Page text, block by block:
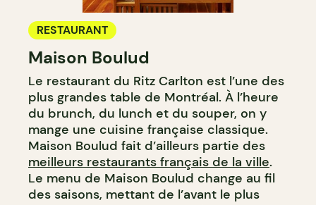
RESTAURANT
Maison Boulud
Le restaurant du Ritz Carlton est l’une des
plus grandes table de Montréal. À l’heure
du brunch, du lunch et du souper, on y
mange une cuisine française classique.
Maison Boulud fait d’ailleurs partie des
meilleurs restaurants français de la ville.
Le menu de Maison Boulud change au fil
des saisons, mettant de l’avant le plus